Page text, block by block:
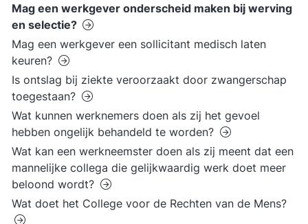
Mag een werkgever onderscheid maken bij werving
en selectie?
Mag een werkgever een sollicitant medisch laten
keuren?
Is ontslag bij ziekte veroorzaakt door zwangerschap
toegestaan?
Wat kunnen werknemers doen als zij het gevoel
hebben ongelijk behandeld te worden?
Wat kan een werkneemster doen als zij meent dat een
mannelijke collega die gelijkwaardig werk doet meer
beloond wordt?
Wat doet het College voor de Rechten van de Mens?